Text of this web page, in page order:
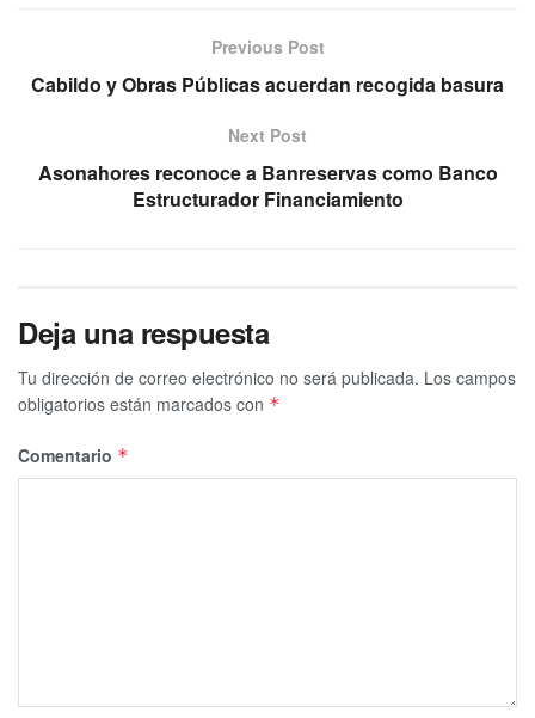
Previous Post
Cabildo y Obras Públicas acuerdan recogida basura
Next Post
Asonahores reconoce a Banreservas como Banco
Estructurador Financiamiento
Deja una respuesta
Tu dirección de correo electrónico no será publicada. Los campos
obligatorios están marcados con *
Comentario *